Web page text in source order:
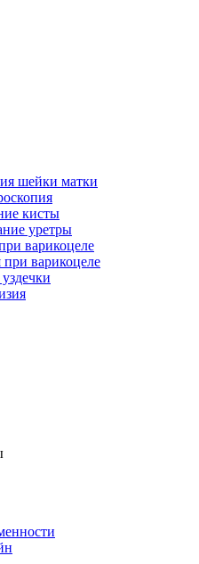
шейки матки
кисты
уретры
варикоцеле
варикоцеле